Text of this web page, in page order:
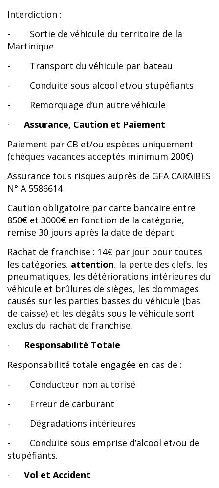
Interdiction :
- Sortie de véhicule du territoire de la
Martinique
- Transport du véhicule par bateau
- Conduite sous alcool et/ou stupéfiants
- Remorquage d’un autre véhicule
· Assurance, Caution et Paiement
Paiement par CB et/ou espèces uniquement
(chèques vacances acceptés minimum 200€)
Assurance tous risques auprès de GFA CARAIBES
N° A 5586614
Caution obligatoire par carte bancaire entre
850€ et 3000€ en fonction de la catégorie,
remise 30 jours après la date de départ.
Rachat de franchise : 14€ par jour pour toutes
les catégories, attention, la perte des clefs, les
pneumatiques, les détériorations intérieures du
véhicule et brûlures de sièges, les dommages
causés sur les parties basses du véhicule (bas
de caisse) et les dégâts sous le véhicule sont
exclus du rachat de franchise.
·
Responsabilité Totale
Responsabilité totale engagée en cas de :
- Conducteur non autorisé
- Erreur de carburant
- Dégradations intérieures
- Conduite sous emprise d’alcool et/ou de
stupéfiants.
·
Vol et Accident